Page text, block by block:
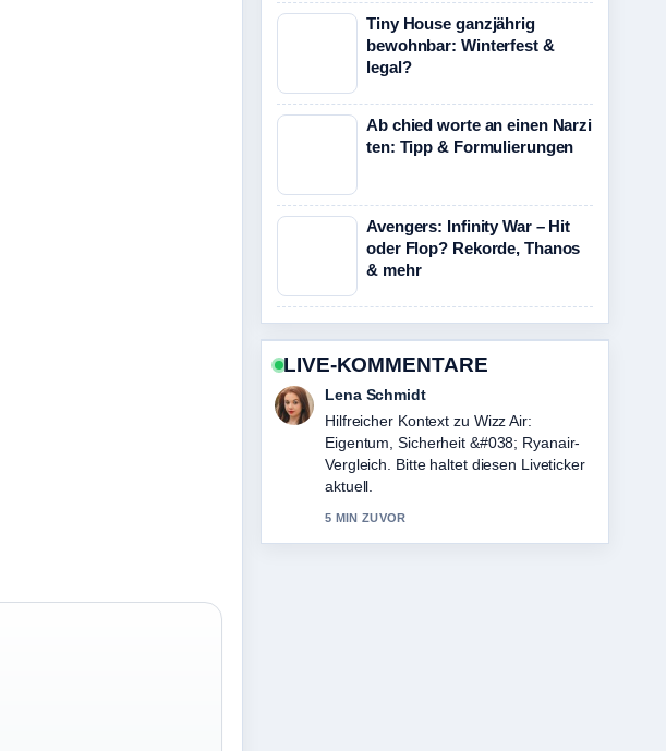
Tiny House ganzjährig
bewohnbar: Winterfest &
legal?
Ab chied worte an einen Narzi
ten: Tipp & Formulierungen
Avengers: Infinity War – Hit
oder Flop? Rekorde, Thanos
& mehr
LIVE-KOMMENTARE
Lena Schmidt
Hilfreicher Kontext zu Wizz Air:
Eigentum, Sicherheit &#038; Ryanair-
Vergleich. Bitte haltet diesen Liveticker
aktuell.
5 MIN ZUVOR